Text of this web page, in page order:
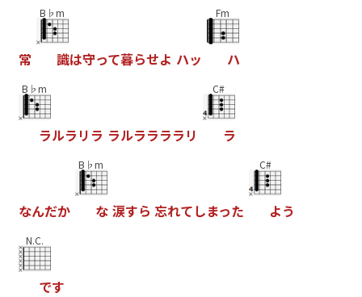
常
B♭m
識は守って暮らせよ ハッ
Fm
ハ
B♭m
ラルラ リ ラ ラルララララ リ
C#
ラ
なんだか
B♭m
な 涙すら 忘れてしまった
C#
よう
N.C.
です